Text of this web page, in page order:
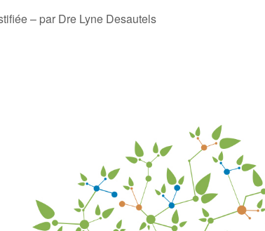
– par Dre Lyne Desautels